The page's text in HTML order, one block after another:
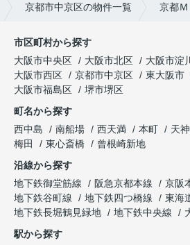
京都市中京区の物件一覧 京都
市区町村から探す
大阪市中央区
大阪市北区 大阪市淀
大阪市西区
京都市中京区 東大阪市
大阪市福島区
堺市堺区
町名から探す
西中島
南船場 西天満 本町 天
梅田
東心斎橋
曾根崎新地
沿線から探す
地下鉄御堂筋線
阪急京都本線 京阪
地下鉄谷町線
地下鉄四つ橋線
東海
地下鉄長堀鶴見緑地
地下鉄中央線
駅から探す